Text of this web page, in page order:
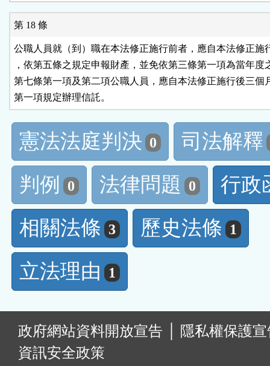
第 18 條
公職人員就（到）職在本法修正施行前者，應自本法修正施
，依第五條之規定申報財產，並免依第三條第一項為當年度
第七條第一項及第二項公職人員，應自本法修正施行後三個
第一項規定辦理信託。
憲法法庭判決 0
司法解釋
判例
0 法律問題 0
行政
相關法條 3 歷史法條 1
立法理由 1
政府網站資料開放宣告
隱私權保護
資訊安全政策